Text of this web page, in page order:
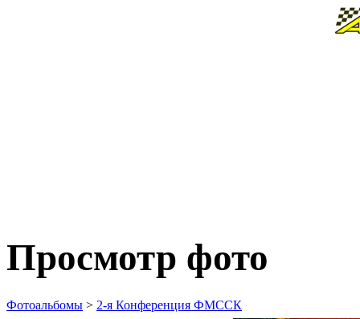
Просмотр фото
Фотоальбомы > 2-я Конференция ФМССК